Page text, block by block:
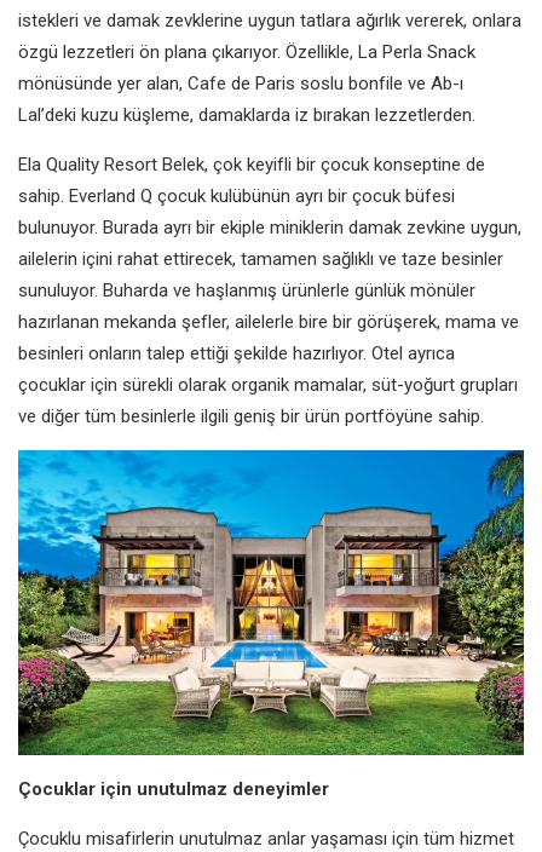
istekleri ve damak zevklerine uygun tatlara ağırlık vererek, onlara
özgü lezzetleri ön plana çıkarıyor. Özellikle, La Perla Snack
mönüsünde yer alan, Cafe de Paris soslu bonfile ve Ab-ı
Lal’deki kuzu küşleme, damaklarda iz bırakan lezzetlerden.
Ela Quality Resort Belek, çok keyifli bir çocuk konseptine de
sahip. Everland Q çocuk kulübünün ayrı bir çocuk büfesi
bulunuyor. Burada ayrı bir ekiple miniklerin damak zevkine uygun,
ailelerin içini rahat ettirecek, tamamen sağlıklı ve taze besinler
sunuluyor. Buharda ve haşlanmış ürünlerle günlük mönüler
hazırlanan mekanda şefler, ailelerle bire bir görüşerek, mama ve
besinleri onların talep ettiği şekilde hazırlıyor. Otel ayrıca
çocuklar için sürekli olarak organik mamalar, süt-yoğurt grupları
ve diğer tüm besinlerle ilgili geniş bir ürün portföyüne sahip.
Çocuklar için unutulmaz deneyimler
Çocuklu misafirlerin unutulmaz anlar yaşaması için tüm hizmet